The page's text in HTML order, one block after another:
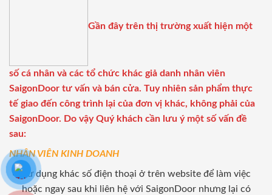
Gần đây trên thị trường xuất hiện một
số cá nhân và các tổ chức khác giả danh nhân viên
SaigonDoor tư vấn và bán cửa. Tuy nhiên sản phẩm thực
tế giao đến công trình lại của đơn vị khác, không phải của
SaigonDoor. Do vậy Quý khách cần lưu ý một số vấn đề
sau:
NHÂN VIÊN KINH DOANH
Sử dụng khác số điện thoại ở trên website để làm việc
hoặc ngay sau khi liên hệ với SaigonDoor nhưng lại có